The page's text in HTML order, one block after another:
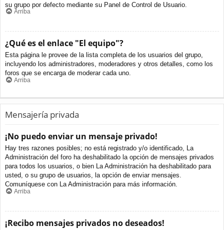
su grupo por defecto mediante su Panel de Control de Usuario.
Arriba
¿Qué es el enlace "El equipo"?
Esta página le provee de la lista completa de los usuarios del grupo,
incluyendo los administradores, moderadores y otros detalles, como los
foros que se encarga de moderar cada uno.
Arriba
Mensajería privada
¡No puedo enviar un mensaje privado!
Hay tres razones posibles; no está registrado y/o identificado, La
Administración del foro ha deshabilitado la opción de mensajes privados
para todos los usuarios, o bien La Administración ha deshabilitado para
usted, o su grupo de usuarios, la opción de enviar mensajes.
Comuníquese con La Administración para más información.
Arriba
¡Recibo mensajes privados no deseados!